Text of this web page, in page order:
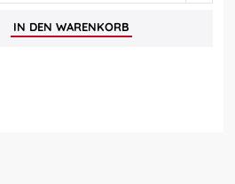
IN DEN WARENKORB